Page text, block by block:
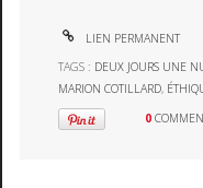
LIEN PERMANENT
TAGS : DEUX JOURS UNE
MARION COTILLARD,
0